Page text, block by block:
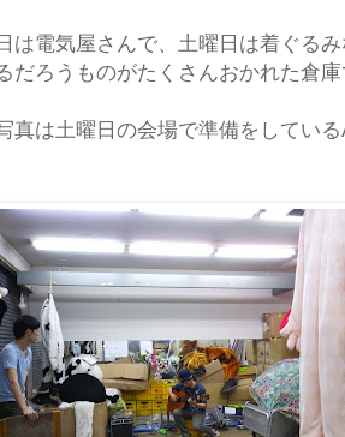
は電気屋さんで、土曜日は着ぐる
だろうものがたくさんおかれた倉
真は土曜日の会場で準備をしてい